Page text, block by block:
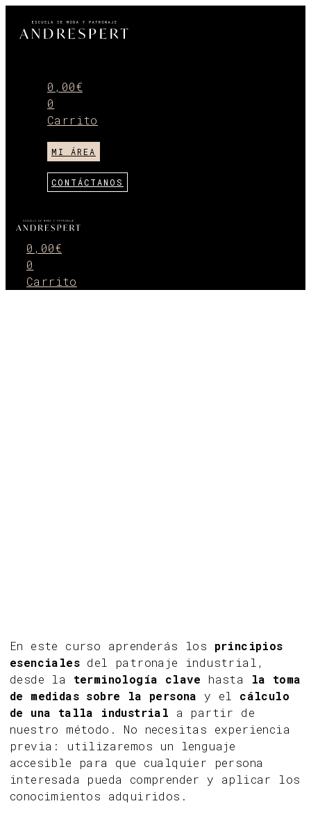
0,00€
0
Carrito
MI ÁREA
CONTÁCTANOS
0,00€
0
Carrito
En este curso aprenderás los principios
esenciales del patronaje industrial,
desde la terminología clave hasta
la toma
de medidas sobre la persona y el cálculo
de una talla industrial a partir de
nuestro método. No necesitas experiencia
previa: utilizaremos un lenguaje
accesible para que cualquier persona
interesada pueda comprender y aplicar los
conocimientos adquiridos.